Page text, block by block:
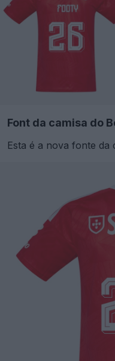
Font da camisa do
Esta é a nova fonte da